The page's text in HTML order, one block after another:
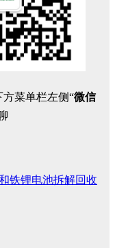
菜单栏左侧“微信
铁锂电池拆解回收